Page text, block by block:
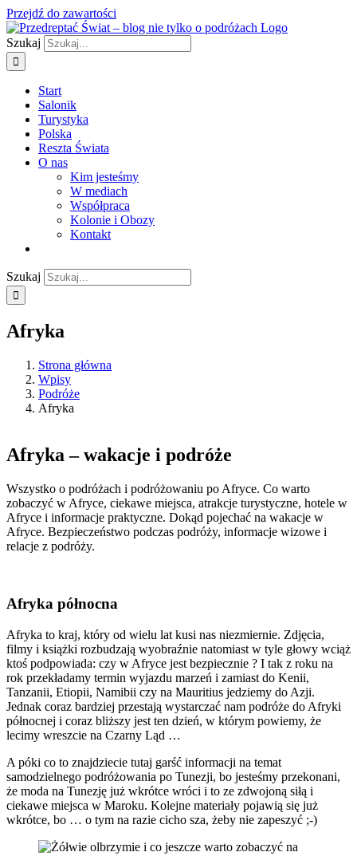
Przejdź do zawartości
Szukaj
Start
Salonik
Turystyka
Polska
Reszta Świata
O nas
Kim jesteśmy
W mediach
Współpraca
Kolonie i Obozy
Kontakt
Szukaj
Afryka
Strona główna
Wpisy
Podróże
Afryka
Afryka – wakacje i podróże
Wszystko o podróżach i podróżowaniu po Afryce. Co warto
zobaczyć w Afryce, ciekawe miejsca, atrakcje turystyczne, hotele w
Afryce i informacje praktyczne. Dokąd pojechać na wakacje w
Afryce. Bezpieczeństwo podczas podróży, informacje wizowe i
relacje z podróży.
Afryka północna
Afryka to kraj, który od wielu lat kusi nas niezmiernie. Zdjęcia,
filmy i książki rozbudzają wyobraźnie natomiast w tyle głowy wciąż
ktoś podpowiada: czy w Afryce jest bezpiecznie ? I tak z roku na
rok przekładamy termin wyjazdu marzeń i zamiast do Kenii,
Tanzanii, Etiopii, Namibii czy na Mauritius jedziemy do Azji.
Jednak coraz bardziej przestają wystarczać nam podróże do Afryki
północnej i coraz bliższy jest ten dzień, w którym powiemy, że
lecimy wreszcie na Czarny Ląd …
A póki co to znajdziecie tutaj garść informacji na temat
samodzielnego podróżowania po Tunezji, bo jesteśmy przekonani,
że moda na Tunezję już wkrótce wróci i to ze zdwojoną siłą i
ciekawe miejsca w Maroku. Kolejne materiały pojawią się już
wkrótce, bo … o tym na razie cicho sza, żeby nie zapeszyć ;-)